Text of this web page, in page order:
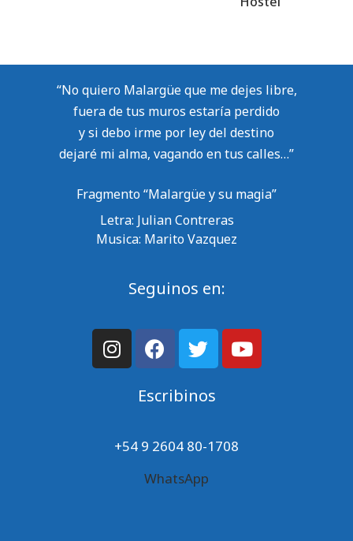
“No quiero Malargüe que me dejes libre,
fuera de tus muros estaría perdido
y si debo irme por ley del destino
dejaré mi alma, vagando en tus calles…”
Fragmento “Malargüe y su magia”
Letra: Julian Contreras
Musica: Marito Vazquez
Seguinos en:
Escribinos
+54 9 2604 80-1708
WhatsApp